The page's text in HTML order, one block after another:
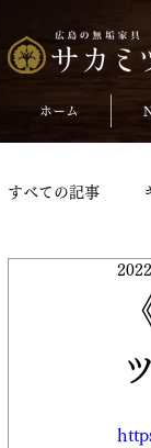
ホーム
すべての記事
無垢のチェア
TVボード